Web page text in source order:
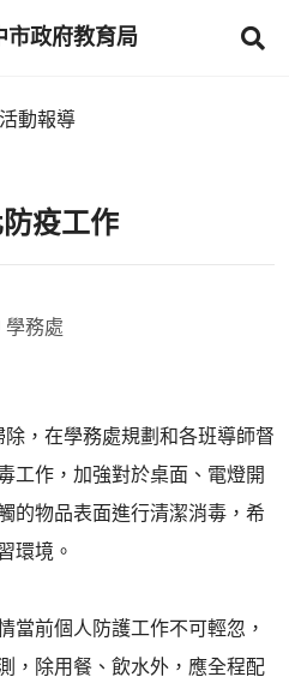
市政府教育局
動報導
疫工作
學務處
，在學務處規劃和各班導師督
工作，加強對於桌面、電燈開
的物品表面進行清潔消毒，希
環境。
當前個人防護工作不可輕忽，
，除用餐、飲水外，應全程配